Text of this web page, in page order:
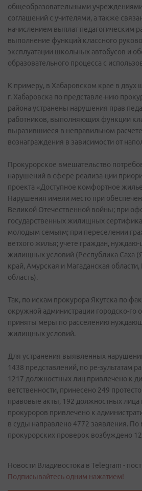
общеобразовательными
соглашений с учителями, а также
начислением выплат педагогическим
выполнение функций классного
эксплуатации школьных автобусов и
образовательного процесса с
К примеру, в Хабаровском крае в двух
г. Хабаровска по представле-нию
района устранены нарушения прав
работников, выполняющих функции
выразившиеся в неправильном
вознаграждения в зависимости от
Прокурорское вмешательство
нарушений в сфере реализа-ции
проекта «Доступное комфортное
Нарушения имели место при
Великой Отечественной войны; при
государственных жилищных
молодым семьям; при переселении
ветхого жилья; учете граждан,
жилищных условий (Республика Саха
край, Амурская и Магаданская
область).
Так, по искам прокурора Якутска по
окружной администрации городско-го
приняты меры по расселению
жилищных условий.
Для устранения выявленных
1438 представлений, по ре-зультатам
1217 должностных лиц привлечено к
ветственности, принесено 249
правовые акты, 192 должностных лица
прокуроров привлечено к
в суды направлено 4772 заявления. По
прокурорских проверок возбуждено
Новости Владивостока в Telegram -
Подписывайтесь одним нажатием!